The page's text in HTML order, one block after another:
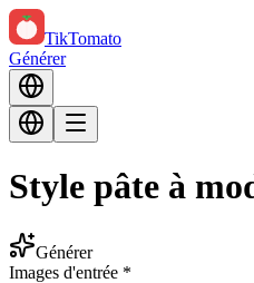
TikTomato
Générer
Style pâte à
Générer
Images d'entrée *